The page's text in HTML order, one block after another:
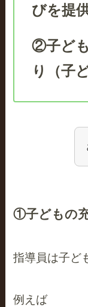
びを提供
②子ど
り（子
①子どもの
指導員は子ど
例えば